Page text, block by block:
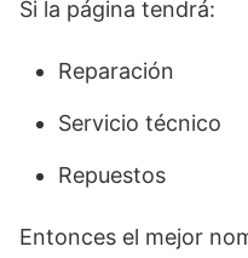
Si la página tendrá:
Reparación
Servicio técnico
Repuestos
Entonces el mejor